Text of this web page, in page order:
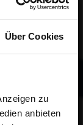
Über Cookies
zu
anbieten